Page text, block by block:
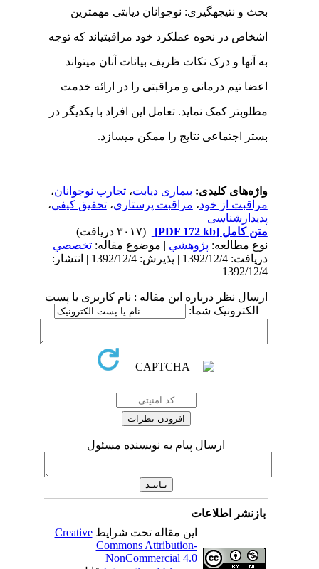
بحث و نتیجه­گیری: نوجوانان دیابتی مهمترین
اشخاص در نحوه عملکرد خود مراقبتی­اند که توجه
به آنها و درک نکات ظریف بیانات آنان می­تواند
اعضا تیم درمانی و مراقبتی را در ارائه خدمت
مطلوبتر کمک نماید. تعامل این افراد با یکدیگر در
بستر اجتماعی نتایج را ممکن می­سازد .
واژه‌های کلیدی:بیماری دیابت،تجارب نوجوانان،
مراقبت از خود،مراقبت پرستاری،تحقیق کیفی،
پدیدارشناسی
متن کامل[PDF 172 kb]
نوع مطالعه:پژوهشي| موضوع مقاله:تخصصي
دریافت: 1392/12/4 | پذیرش: 1392/12/4 | انتشار:
1392/12/4
ارسال نظر درباره این مقاله : نام کاربری یا پست
الکترونیک شما:
ارسال پیام به نویسنده مسئول
بازنشر اطلاعات
این مقاله تحت شرایطCreative
Commons Attribution-
NonCommercial 4.0